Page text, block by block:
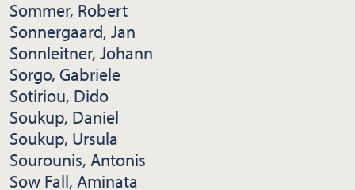
Sommer, Robert
Sonnergaard, Jan
Sonnleitner, Johann
Sorgo, Gabriele
Sotiriou, Dido
Soukup, Daniel
Soukup, Ursula
Sourounis, Antonis
Sow Fall, Aminata